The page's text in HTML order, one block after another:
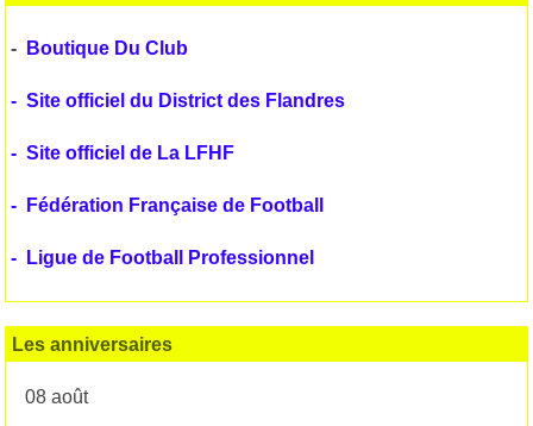
- Boutique Du Club
- Site officiel du District des Flandres
- Site officiel de La LFHF
- Fédération Française de Football
- Ligue de Football Professionnel
Les anniversaires
08 août